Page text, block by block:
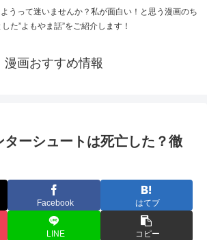
うって迷いませんか？私が面白い！と思う漫画のち
した”よもやま話”をご紹介します！
漫画おすすめ情報
ターシュートは死亡した？徹
Facebook はてブ
LINE コピー